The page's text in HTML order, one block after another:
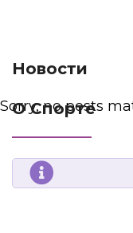
Новости
Sorry, no posts
О Спорте